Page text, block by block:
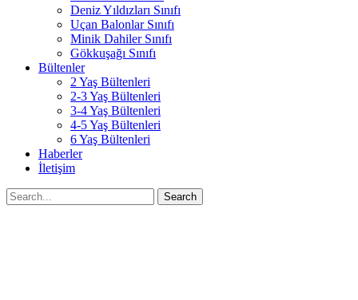
Deniz Yıldızları Sınıfı
Uçan Balonlar Sınıfı
Minik Dahiler Sınıfı
Gökkuşağı Sınıfı
Bültenler
2 Yaş Bültenleri
2-3 Yaş Bültenleri
3-4 Yaş Bültenleri
4-5 Yaş Bültenleri
6 Yaş Bültenleri
Haberler
İletişim
Search